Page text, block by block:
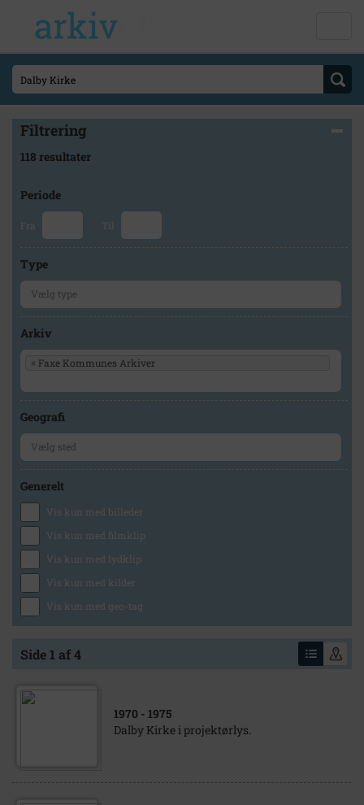
Filtrering
118 resultater
Periode
Fra Til
Type
Arkiv
× Faxe Kommunes Arkiver
Geografi
Generelt
Vis kun med billeder
Vis kun med filmklip
Vis kun med lydklip
Vis kun med kilder
Vis kun med geo-tag
Side 1 af 4
1970 - 1975
Dalby Kirke i projektørlys.